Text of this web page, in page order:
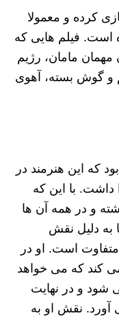
کرده و معمولا
است. فیلم هایی که
مامان، رژیم
و گوش بسته، آهوی
که این هنرمند در
با این که
و در همه آن ها
به دلیل نقش
متفاوت است. او در
کند که می خواهد
شود و در نهایت
آورد. نقش او به